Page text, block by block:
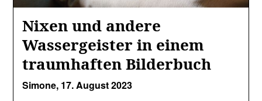
Nixen und andere
Wassergeister in einem
traumhaften Bilderbuch
Simone, 17. August 2023